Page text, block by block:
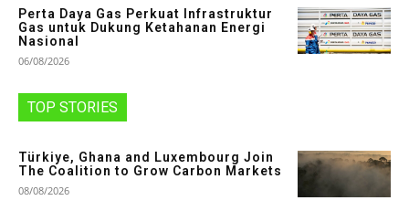
Perta Daya Gas Perkuat Infrastruktur
Gas untuk Dukung Ketahanan Energi
Nasional
06/08/2026
TOP STORIES
Türkiye, Ghana and Luxembourg Join
The Coalition to Grow Carbon Markets
08/08/2026